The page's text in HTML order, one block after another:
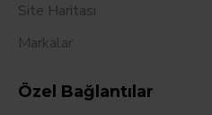
Site Haritası
Markalar
Özel Bağlantılar